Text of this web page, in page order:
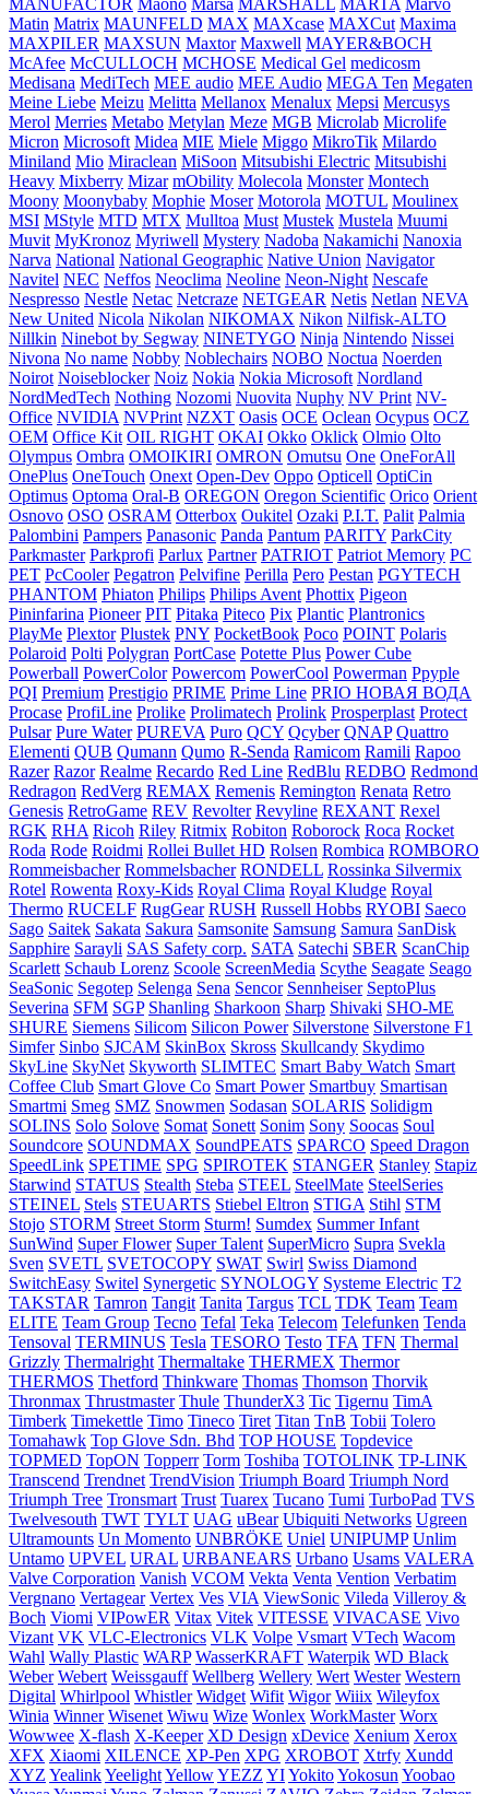
Matin Matrix MAUNFELD MAX MAXcase MAXCut Maxima
MAXPILER MAXSUN Maxtor Maxwell MAYER&BOCH
McAfee McCULLOCH MCHOSE Medical Gel medicosm
Medisana MediTech MEE audio MEE Audiо MEGA Ten Megaten
Meine Liebe Meizu Melitta Mellanox Menalux Mepsi Mercusys
Merol Merries Metabo Metylan Meze MGB Microlab Microlife
Micron Microsoft Midea MIE Miele Miggo MikroTik Milardo
Miniland Mio Miraclean MiSoon Mitsubishi Electric Mitsubishi
Heavy Mixberry Mizar mObility Molecola Monster Montech
Moony Moonybaby Mophie Moser Motorola MOTUL Moulinex
MSI MStyle MTD MTX Mulltoa Must Mustek Mustela Muumi
Muvit MyKronoz Myriwell Mystery Nadoba Nakamichi Nanoxia
Narva National National Geographic Native Union Navigator
Navitel NEC Neffos Neoclima Neoline Neon-Night Nescafe
Nespresso Nestle Netac Netcraze NETGEAR Netis Netlan NEVA
New United Nicola Nikolan NIKOMAX Nikon Nilfisk-ALTO
Nillkin Ninebot by Segway NINETYGO Ninja Nintendo Nissei
Nivona No name Nobby Noblechairs NOBO Noctua Noerden
Noirot Noiseblocker Noiz Nokia Nokia Microsoft Nordland
NordMedTech Nothing Nozomi Nuovita Nuphy NV Print NV-
Office NVIDIA NVPrint NZXT Oasis OCE Oclean Ocypus OCZ
OEM Office Kit OIL RIGHT OKAI Okko Oklick Olmio Olto
Olympus Ombra OMOIKIRI OMRON Omutsu One OneForAll
OnePlus OneTouch Onext Open-Dev Oppo Opticell OptiCin
Optimus Optoma Oral-B OREGON Oregon Scientific Orico Orient
Osnovo OSO OSRAM Otterbox Oukitel Ozaki P.I.T. Palit Palmia
Palombini Pampers Panasonic Panda Pantum PARITY ParkCity
Parkmaster Parkprofi Parlux Partner PATRIOT Patriot Memory PC
PET PcCooler Pegatron Pelvifine Perilla Pero Pestan PGYTECH
PHANTOM Phiaton Philips Philips Avent Phottix Pigeon
Pininfarina Pioneer PIT Pitaka Piteco Pix Plantic Plantronics
PlayMe Plextor Plustek PNY PocketBook Poco POINT Polaris
Polaroid Polti Polygran PortCase Potette Plus Power Cube
Powerball PowerColor Powercom PowerCool Powerman Ppyple
PQI Premium Prestigio PRIME Prime Line PRIO НОВАЯ ВОДА
Procase ProfiLine Prolike Prolimatech Prolink Prosperplast Protect
Pulsar Pure Water PUREVA Puro QCY Qcyber QNAP Quattro
Elementi QUB Qumann Qumo R-Senda Ramicom Ramili Rapoo
Razer Razor Realme Recardo Red Line RedBlu REDBO Redmond
Redragon RedVerg REMAX Remenis Remington Renata Retro
Genesis RetroGame REV Revolter Revyline REXANT Rexel
RGK RHA Ricoh Riley Ritmix Robiton Roborock Roca Rocket
Roda Rode Roidmi Rollei Bullet HD Rolsen Rombica ROMBORO
Rommeisbacher Rommelsbacher RONDELL Rossinka Silvermix
Rotel Rowenta Roxy-Kids Royal Clima Royal Kludge Royal
Thermo RUCELF RugGear RUSH Russell Hobbs RYOBI Saeco
Sago Saitek Sakata Sakura Samsonite Samsung Samura SanDisk
Sapphire Sarayli SAS Safety corp. SATA Satechi SBER ScanChip
Scarlett Schaub Lorenz Scoole ScreenMedia Scythe Seagate Seago
SeaSonic Segotep Selenga Sena Sencor Sennheiser SeptoPlus
Severina SFM SGP Shanling Sharkoon Sharp Shivaki SHO-ME
SHURE Siemens Silicom Silicon Power Silverstone Silverstone F1
Simfer Sinbo SJCAM SkinBox Skross Skullcandy Skydimo
SkyLine SkyNet Skyworth SLIMTEC Smart Baby Watch Smart
Coffee Club Smart Glove Co Smart Power Smartbuy Smartisan
Smartmi Smeg SMZ Snowmen Sodasan SOLARIS Solidigm
SOLINS Solo Solove Somat Sonett Sonim Sony Soocas Soul
Soundcore SOUNDMAX SoundPEATS SPARCO Speed Dragon
SpeedLink SPETIME SPG SPIROTEK STANGER Stanley Stapiz
Starwind STATUS Stealth Steba STEEL SteelMate SteelSeries
STEINEL Stels STEUARTS Stiebel Eltron STIGA Stihl STM
Stojo STORM Street Storm Sturm! Sumdex Summer Infant
SunWind Super Flower Super Talent SuperMicro Supra Svekla
Sven SVETL SVETOCOPY SWAT Swirl Swiss Diamond
SwitchEasy Switel Synergetic SYNOLOGY Systeme Electric T2
TAKSTAR Tamron Tangit Tanita Targus TCL TDK Team Team
ELITE Team Group Tecno Tefal Teka Telecom Telefunken Tenda
Tensoval TERMINUS Tesla TESORO Testo TFA TFN Thermal
Grizzly Thermalright Thermaltake THERMEX Thermor
THERMOS Thetford Thinkware Thomas Thomson Thorvik
Thronmax Thrustmaster Thule ThunderX3 Tic Tigernu TimA
Timberk Timekettle Timo Tineco Tiret Titan TnB Tobii Tolero
Tomahawk Top Glove Sdn. Bhd TOP HOUSE Topdevice
TOPMED TopON Topperr Torm Toshiba TOTOLINK TP-LINK
Transcend Trendnet TrendVision Triumph Board Triumph Nord
Triumph Tree Tronsmart Trust Tuarex Tucano Tumi TurboPad TVS
Twelvesouth TWT TYLT UAG uBear Ubiquiti Networks Ugreen
Ultramounts Un Momento UNBRÖKE Uniel UNIPUMP Unlim
Untamo UPVEL URAL URBANEARS Urbano Usams VALERA
Valve Corporation Vanish VCOM Vekta Venta Vention Verbatim
Vergnano Vertagear Vertex Ves VIA ViewSonic Vileda Villeroy &
Boch Viomi VIPowER Vitax Vitek VITESSE VIVACASE Vivo
Vizant VK VLC-Electronics VLK Volpe Vsmart VTech Wacom
Wahl Wally Plastic WARP WasserKRAFT Waterpik WD Black
Weber Webert Weissgauff Wellberg Wellery Wert Wester Western
Digital Whirlpool Whistler Widget Wifit Wigor Wiiix Wileyfox
Winia Winner Wisenet Wiwu Wize Wonlex WorkMaster Worx
Wowwee X-flash X-Keeper XD Design xDevice Xenium Xerox
XFX Xiaomi XILENCE XP-Pen XPG XROBOT Xtrfy Xundd
XYZ YealinkYeelightYellowYEZZ YIYokitoYokosun Yoobao